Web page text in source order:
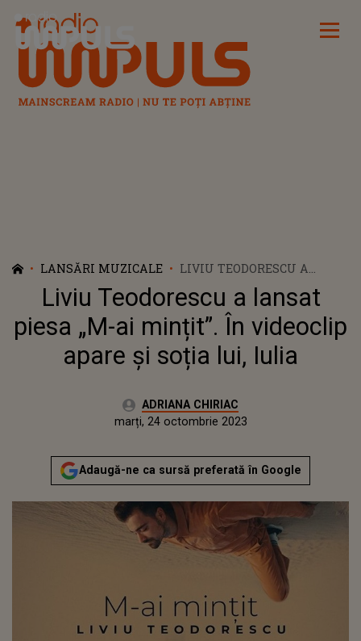
Radio Impuls
LANSĂRI MUZICALE
LIVIU TEODORESCU A
LANSAT PIESA „M-AI
MINȚIT”. ÎN VIDEOCLIP
APARE ȘI SOȚIA LUI, IULIA
Liviu Teodorescu a lansat
piesa „M-ai mințit”. În videoclip
apare și soția lui, Iulia
Autor:ADRIANA CHIRIAC
luni, 24 octombrie 2022Actualizat:
marți, 24 octombrie 2023
Adaugă-ne ca sursă preferată în Google